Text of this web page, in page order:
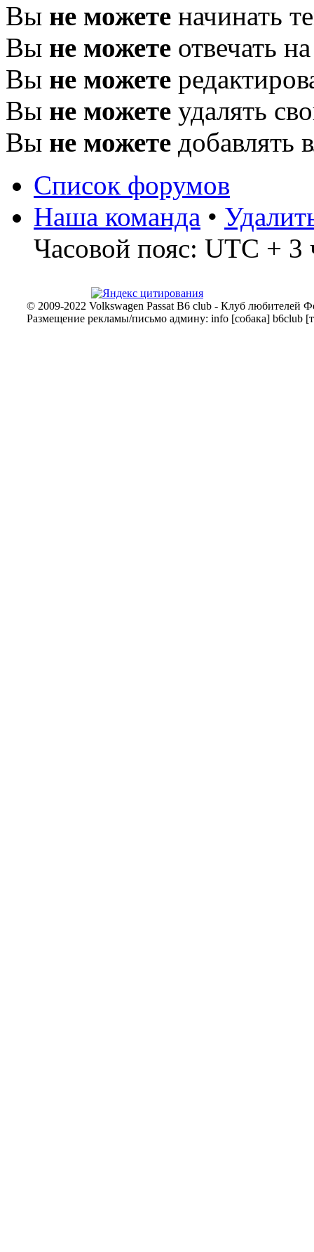
Вы не можете начинать
Вы не можете отвечать
Вы не можете
Вы не можете удалять
Вы не можете добавлять
Список форумов
Наша команда •
Часовой пояс: UTC + 3
© 2009-2022 Volkswagen Passat B6 club - Клуб любителей
Размещение рекламы/письмо админу: info [собака] b6club